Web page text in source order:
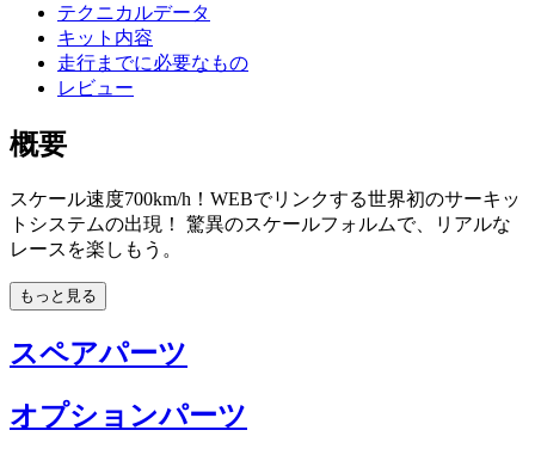
テクニカルデータ
キット内容
走行までに必要なもの
レビュー
概要
スケール速度700km/h！WEBでリンクする世界初のサーキッ
トシステムの出現！ 驚異のスケールフォルムで、リアルな
レースを楽しもう。
もっと見る
スペアパーツ
オプションパーツ